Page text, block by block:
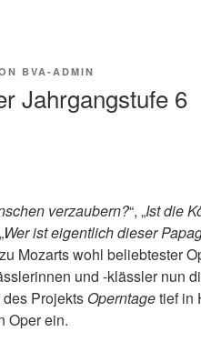
BVA-ADMIN
Jahrgangstufe 6
verzaubern?“, „Ist die
Wer ist eigentlich dieser
Mozarts wohl beliebtester
und -klässler nun
Projekts Operntagetief in
Oper ein.